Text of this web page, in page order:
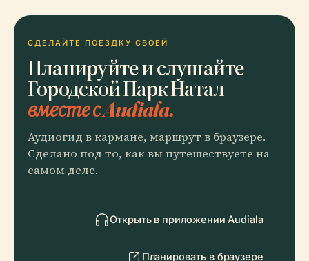
СДЕЛАЙТЕ ПОЕЗДКУ СВОЕЙ
Планируйте и слушайте
Городской Парк Натал
вместе с Audiala.
Аудиогид в кармане, маршрут в браузере.
Сделано под то, как вы путешествуете на
самом деле.
Открыть в приложении Audiala
Планировать в браузере